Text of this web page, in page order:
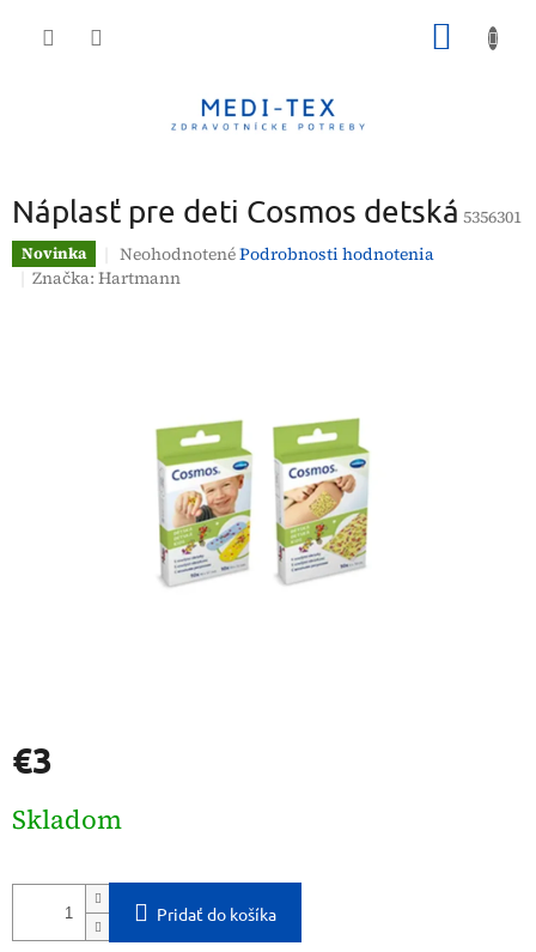
Náplasť pre deti Cosmos detská 5356301
Novinka
Priemerné
hodnotenie
NeohodnotenéPodrobnosti hodnotenia
Značka:Hartmann
€3
cena:
Skladom
Pridať do košíka